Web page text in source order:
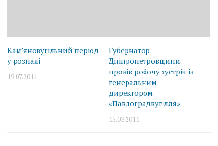
Кам’яновугільний період
у розпалі
19.07.2011
Губернатор
Дніпропетровщини
провів робочу зустріч із
генеральним
директором
«Павлоградвугілля»
15.03.2011